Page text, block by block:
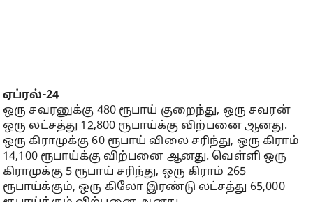
ஏப்ரல்-24
ஒரு சவரனுக்கு 480 ரூபாய் குறைந்து, ஒரு சவரன்
ஒரு லட்சத்து 12,800 ரூபாய்க்கு விற்பனை ஆனது.
ஒரு கிராமுக்கு 60 ரூபாய் விலை சரிந்து, ஒரு கிராம்
14,100 ரூபாய்க்கு விற்பனை ஆனது. வெள்ளி ஒரு
கிராமுக்கு 5 ரூபாய் சரிந்து, ஒரு கிராம் 265
ரூபாய்க்கும், ஒரு கிலோ இரண்டு லட்சத்து 65,000